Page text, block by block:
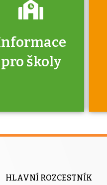
pro školy
že jako škola
kvalifikací jisté
HLAVNÍ ROZCESTNÍK